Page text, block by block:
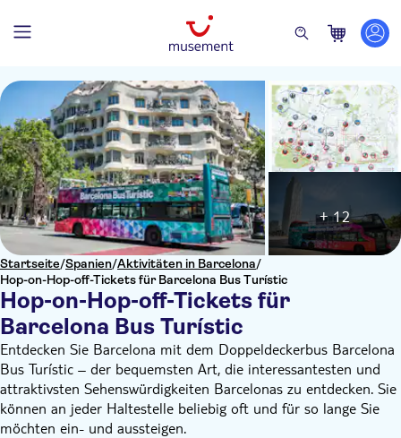
Startseite/Spanien/Aktivitäten in Barcelona/
Hop-on-Hop-off-Tickets für Barcelona Bus Turístic
Hop-on-Hop-off-Tickets für
Barcelona Bus Turístic
+ 12
Entdecken Sie Barcelona mit dem Doppeldeckerbus Barcelona
Bus Turístic – der bequemsten Art, die interessantesten und
attraktivsten Sehenswürdigkeiten Barcelonas zu entdecken. Sie
können an jeder Haltestelle beliebig oft und für so lange Sie
möchten ein- und aussteigen.